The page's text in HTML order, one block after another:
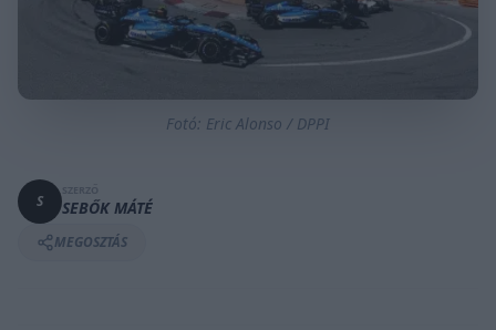
Fotó: Eric Alonso / DPPI
S SEBŐK MÁTÉ
MEGOSZTÁS